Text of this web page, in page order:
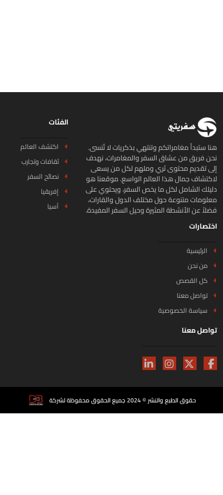
ستبدأ مغامراتكم وتنتهي بذكريات لا تُنسى.
فريق من عشاق السفر والمغامرات، نهدف
تقديم محتوى ثري وملهم لكل من يسعى
جمال هذا العالم الواسع. موقعنا هو
الشامل لكل ما يخص السفر، ويحتوي على
متنوعة حول مختلف الدول والقارات،
عن الأنشطة المثيرة وحيل السفر المفيدة.
الفئات
اكتشف العالم
ثقافات وتجارب
نصائح السفر
إفريقيا
آسيا
الرئيسية
من نحن
كل القصص
تواصل معنا
سياسة الخصوصية
معنا
حقوق الطبع والنشر © 2024 جميع الحقوق محفوظة لشركة